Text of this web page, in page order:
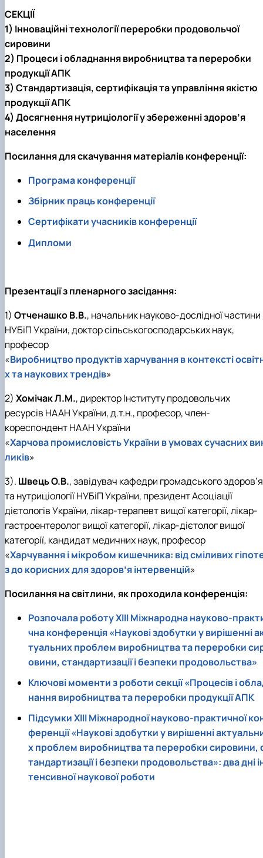
СЕКЦІЇ
1) Інноваційні технології переробки продовольчої
сировини
2) Процеси і обладнання виробництва та переробки
продукції АПК
3) Стандартизація, сертифікація та управління якістю
продукції АПК
4) Досягнення нутриціології у збереженні здоров’я
населення
Посилання для скачування матеріалів конференції:
Програма конференції
Збірник праць конференції
Сертифікати учасників конференції
Дипломи
Презентації з пленарного засідання:
1) Отченашко В.В., начальник науково-дослідної частини
НУБіП України, доктор сільськогосподарських наук,
професор
«Виробництво продуктів харчування в контексті
х та наукових трендів»
2) Хомічак Л.М., директор Інституту продовольчих
ресурсів НААН України, д.т.н., професор, член-
кореспондент НААН України
«Харчова промисловість України в умовах сучасних
ликів»
3). Швець О.В., завідувач кафедри громадського здоров’я
та нутриціології НУБіП України, президент Асоціації
дієтологів України, лікар-терапевт вищої категорії, лікар-
гастроентеролог вищої категорії, лікар-дієтолог вищої
категорії, кандидат медичних наук, професор
«Харчування і мікробом кишечника: від сміливих
з до корисних для здоров’я інтервенцій»
Посилання на світлини, як проходила конференція:
Розпочала роботу ХІІІ Міжнародна науково-
чна конференція «Наукові здобутки у вирішенні
туальних проблем виробництва та переробки
овини, стандартизації і безпеки продовольства»
Ключові моменти з роботи секції «Процесів і
нання виробництва та переробки продукції АПК
Підсумки ХІІІ Міжнародної науково-практичної
ференції «Наукові здобутки у вирішенні
х проблем виробництва та переробки сировини,
тандартизації і безпеки продовольства»: два дні
тенсивної наукової роботи